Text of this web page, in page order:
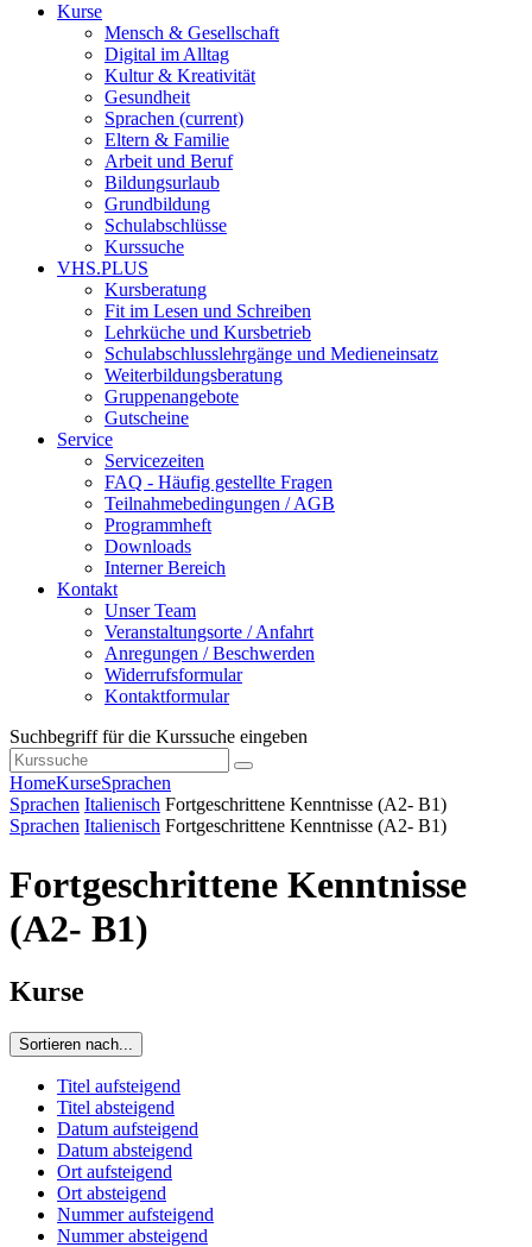
Kurse
Mensch & Gesellschaft
Digital im Alltag
Kultur & Kreativität
Gesundheit
Sprachen (current)
Eltern & Familie
Arbeit und Beruf
Bildungsurlaub
Grundbildung
Schulabschlüsse
Kurssuche
VHS.PLUS
Kursberatung
Fit im Lesen und Schreiben
Lehrküche und Kursbetrieb
Schulabschlusslehrgänge und Medieneinsatz
Weiterbildungsberatung
Gruppenangebote
Gutscheine
Service
Servicezeiten
FAQ - Häufig gestellte Fragen
Teilnahmebedingungen / AGB
Programmheft
Downloads
Interner Bereich
Kontakt
Unser Team
Veranstaltungsorte / Anfahrt
Anregungen / Beschwerden
Widerrufsformular
Kontaktformular
Suchbegriff für die Kurssuche eingeben
HomeKurseSprachen
Sprachen Italienisch Fortgeschrittene Kenntnisse (A2- B1)
Sprachen Italienisch Fortgeschrittene Kenntnisse (A2- B1)
Fortgeschrittene Kenntnisse
(A2- B1)
Kurse
Sortieren nach...
Titel aufsteigend
Titel absteigend
Datum aufsteigend
Datum absteigend
Ort aufsteigend
Ort absteigend
Nummer aufsteigend
Nummer absteigend